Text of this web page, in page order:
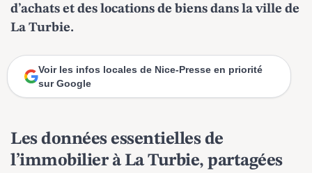
d’achats et des locations de biens dans la ville de
La Turbie.
Voir les infos locales de Nice-Presse en priorité
sur Google
Les données essentielles de
l’immobilier à La Turbie, partagées